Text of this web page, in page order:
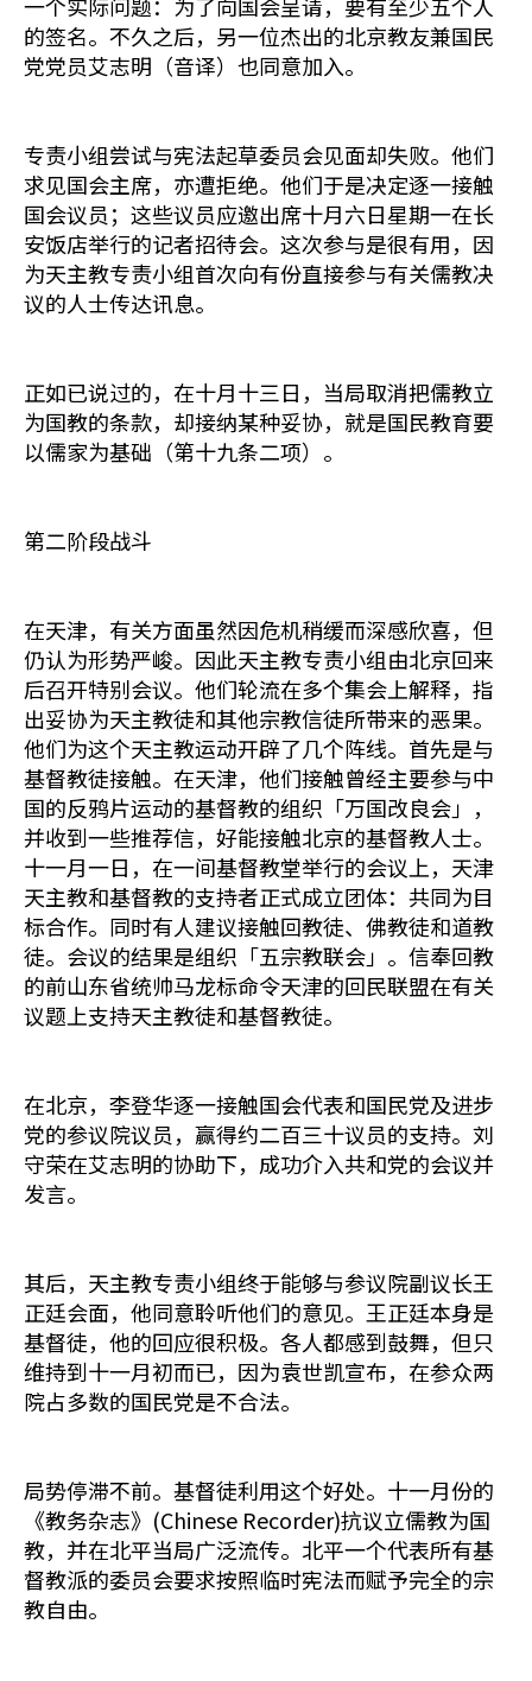
的签名。不久之后，另一位杰出的北京教友兼国民
党党员艾志明（音译）也同意加入。
专责小组尝试与宪法起草委员会见面却失败。他们
求见国会主席，亦遭拒绝。他们于是决定逐一接触
国会议员；这些议员应邀出席十月六日星期一在长
安饭店举行的记者招待会。这次参与是很有用，因
为天主教专责小组首次向有份直接参与有关儒教决
议的人士传达讯息。
正如已说过的，在十月十三日，当局取消把儒教立
为国教的条款，却接纳某种妥协，就是国民教育要
以儒家为基础（第十九条二项）。
第二阶段战斗
在天津，有关方面虽然因危机稍缓而深感欣喜，但
仍认为形势严峻。因此天主教专责小组由北京回来
后召开特别会议。他们轮流在多个集会上解释，指
出妥协为天主教徒和其他宗教信徒所带来的恶果。
他们为这个天主教运动开辟了几个阵线。首先是与
基督教徒接触。在天津，他们接触曾经主要参与中
国的反鸦片运动的基督教的组织「万国改良会」，
并收到一些推荐信，好能接触北京的基督教人士。
十一月一日，在一间基督教堂举行的会议上，天津
天主教和基督教的支持者正式成立团体：共同为目
标合作。同时有人建议接触回教徒、佛教徒和道教
徒。会议的结果是组织「五宗教联会」。信奉回教
的前山东省统帅马龙标命令天津的回民联盟在有关
议题上支持天主教徒和基督教徒。
在北京，李登华逐一接触国会代表和国民党及进步
党的参议院议员，赢得约二百三十议员的支持。刘
守荣在艾志明的协助下，成功介入共和党的会议并
发言。
其后，天主教专责小组终于能够与参议院副议长王
正廷会面，他同意聆听他们的意见。王正廷本身是
基督徒，他的回应很积极。各人都感到鼓舞，但只
维持到十一月初而已，因为袁世凯宣布，在参众两
院占多数的国民党是不合法。
局势停滞不前。基督徒利用这个好处。十一月份的
《教务杂志》(Chinese Recorder)抗议立儒教为国
教，并在北平当局广泛流传。北平一个代表所有基
督教派的委员会要求按照临时宪法而赋予完全的宗
教自由。